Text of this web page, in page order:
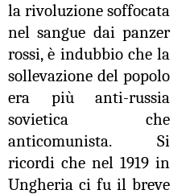
la rivoluzione soffocata
nel sangue dai panzer
rossi, è indubbio che la
sollevazione del popolo
era più anti-russia
sovietica che
anticomunista. Si
ricordi che nel 1919 in
Ungheria ci fu il breve